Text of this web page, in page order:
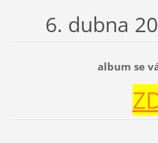
6. dubna
album se